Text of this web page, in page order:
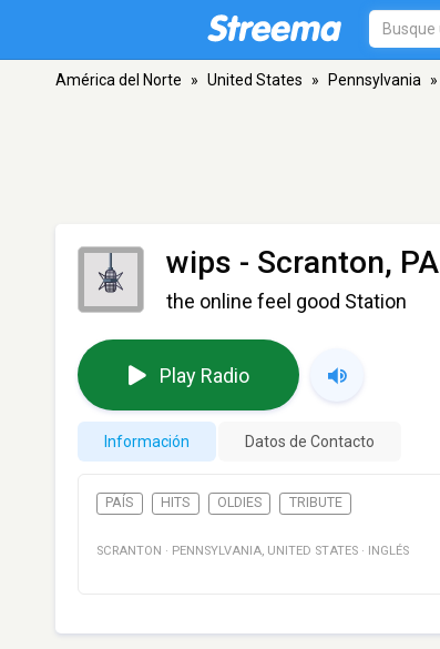
América del Norte » United States » Pennsylvania »
wips - Scranton, PA
the online feel good Station
Play Radio
Información Datos de Contacto
PAÍS HITS OLDIES TRIBUTE
SCRANTON · PENNSYLVANIA, UNITED STATES · INGLÉS